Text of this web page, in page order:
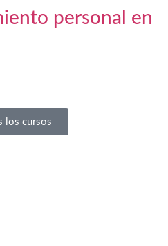
personal en
los cursos